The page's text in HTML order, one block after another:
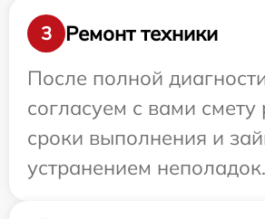
3
Ремонт техники
После полной
согласуем с вами смету
сроки выполнения и
устранением неполадок.